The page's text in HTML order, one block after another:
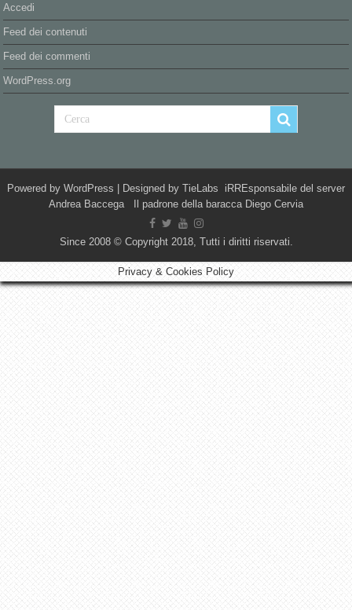
Accedi
Feed dei contenuti
Feed dei commenti
WordPress.org
Powered by WordPress | Designed by TieLabs iRREsponsabile del server
Andrea Baccega Il padrone della baracca Diego Cervia
Since 2008 © Copyright 2018, Tutti i diritti riservati.
Privacy & Cookies Policy